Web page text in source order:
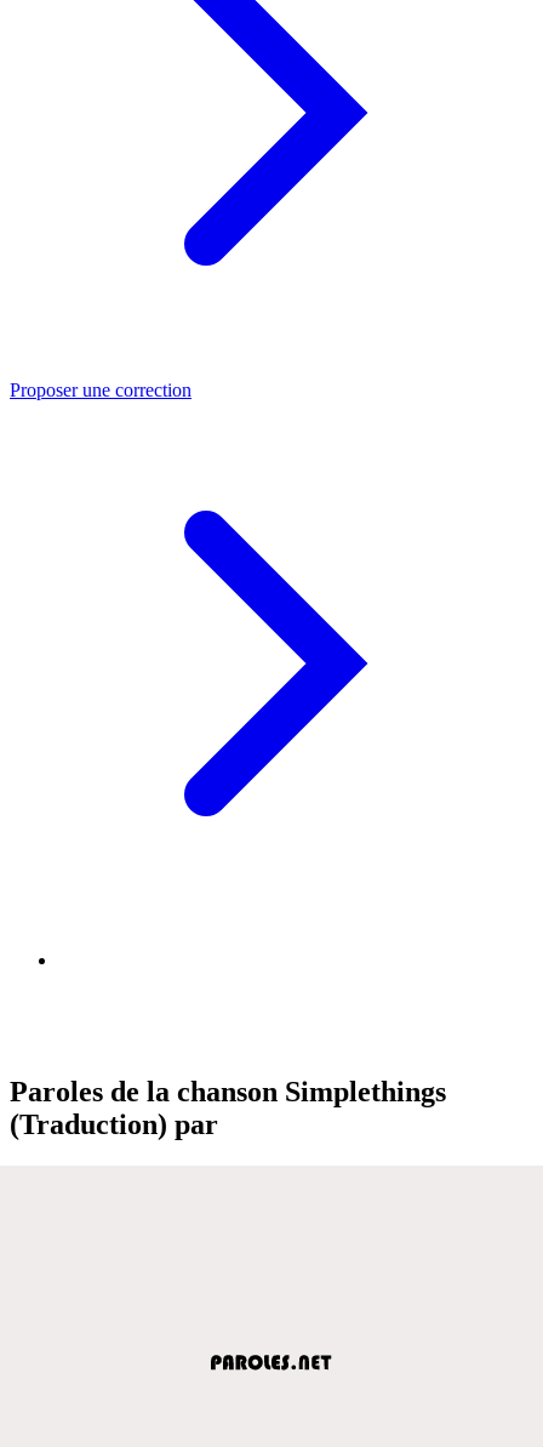
Proposer une correction
Paroles de la chanson Simplethings
(Traduction) par